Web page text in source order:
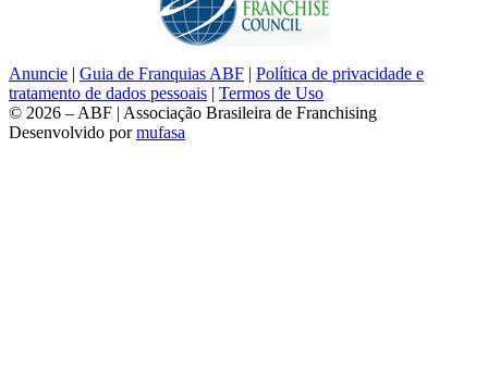
Anuncie | Guia de Franquias ABF | Política de privacidade e
tratamento de dados pessoais | Termos de Uso
© 2026 – ABF | Associação Brasileira de Franchising
Desenvolvido pormufasa